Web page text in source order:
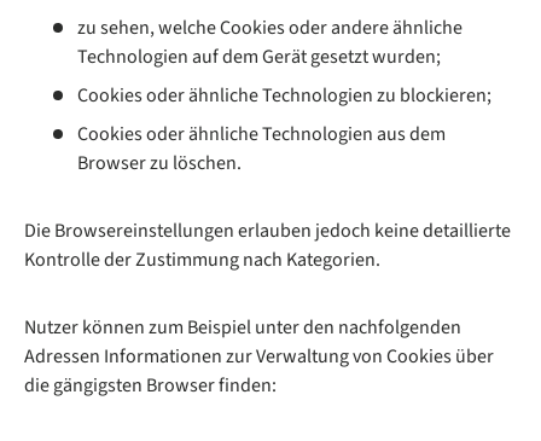
zu sehen, welche Cookies oder andere ähnliche
Technologien auf dem Gerät gesetzt wurden;
Cookies oder ähnliche Technologien zu blockieren;
Cookies oder ähnliche Technologien aus dem
Browser zu löschen.
Die Browsereinstellungen erlauben jedoch keine detaillierte
Kontrolle der Zustimmung nach Kategorien.
Nutzer können zum Beispiel unter den nachfolgenden
Adressen Informationen zur Verwaltung von Cookies über
die gängigsten Browser finden: